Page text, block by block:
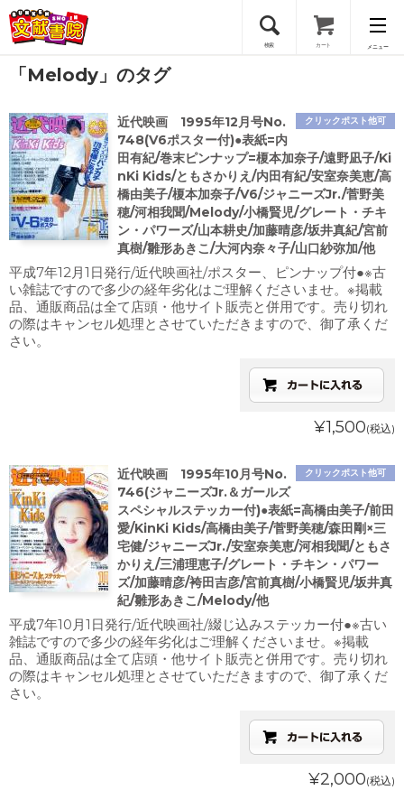
検索 カート メニュー
会員登録
ログイン
「Melody」のタグ
クリックポスト他可
近代映画 1995年12月号No.
748(V6ポスター付)●表紙=内
田有紀/巻末ピンナップ=榎本加奈子/遠野凪子/Ki
nKi Kids/ともさかりえ/内田有紀/安室奈美恵/高
橋由美子/榎本加奈子/V6/ジャニーズJr./菅野美
穂/河相我聞/Melody/小橋賢児/グレート・チキ
ン・パワーズ/山本耕史/加藤晴彦/坂井真紀/宮前
真樹/雛形あきこ/大河内奈々子/山口紗弥加/他
平成7年12月1日発行/近代映画社/ポスター、ピンナップ付●※古
い雑誌ですので多少の経年劣化はご理解くださいませ。※掲載
品、通販商品は全て店頭・他サイト販売と併用です。売り切れ
の際はキャンセル処理とさせていただきますので、御了承くだ
さい。
¥1,500(税込)
クリックポスト他可
近代映画 1995年10月号No.
746(ジャニーズJr.＆ガールズ
スペシャルステッカー付)●表紙=高橋由美子/前田
愛/KinKi Kids/高橋由美子/菅野美穂/森田剛×三
宅健/ジャニーズJr./安室奈美恵/河相我聞/ともさ
かりえ/三浦理恵子/グレート・チキン・パワー
ズ/加藤晴彦/袴田吉彦/宮前真樹/小橋賢児/坂井真
紀/雛形あきこ/Melody/他
平成7年10月1日発行/近代映画社/綴じ込みステッカー付●※古い
雑誌ですので多少の経年劣化はご理解くださいませ。※掲載
品、通販商品は全て店頭・他サイト販売と併用です。売り切れ
の際はキャンセル処理とさせていただきますので、御了承くだ
さい。
¥2,000(税込)